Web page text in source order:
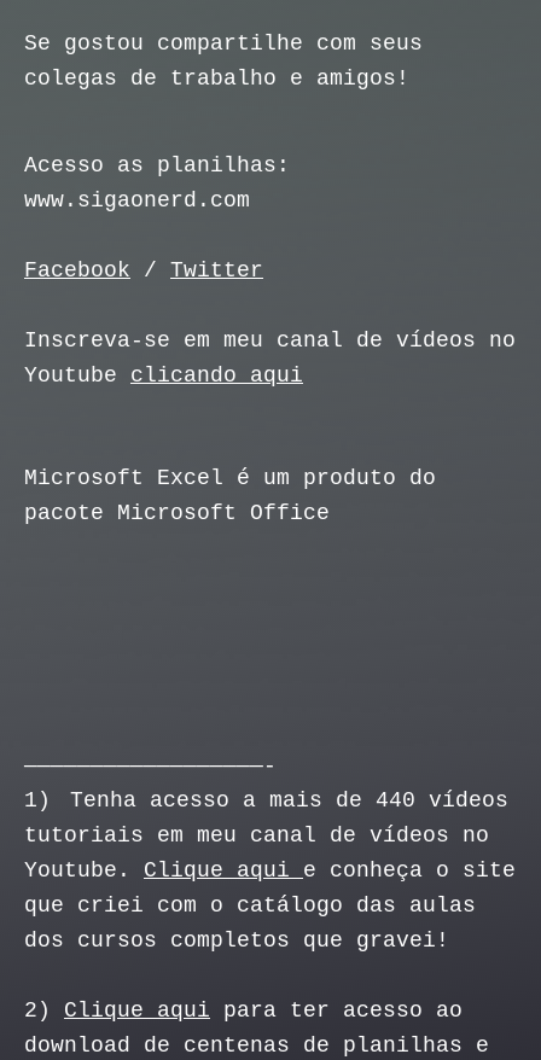
Se gostou compartilhe com seus
colegas de trabalho e amigos!
Acesso as planilhas:
www.sigaonerd.com
Facebook / Twitter
Inscreva-se em meu canal de vídeos no
Youtube clicando aqui
Microsoft Excel é um produto do
pacote Microsoft Office
——————————————————-
1)
Tenha acesso a mais de 440 vídeos
tutoriais em meu canal de vídeos no
Youtube. Clique aqui e conheça o site
que criei com o catálogo das aulas
dos cursos completos que gravei!
2) Clique aqui para ter acesso ao
download de centenas de planilhas e